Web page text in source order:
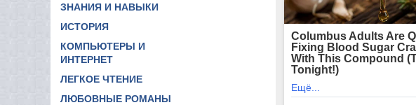
ЗНАНИЯ И НАВЫКИ
ИСТОРИЯ
КОМПЬЮТЕРЫ И
ИНТЕРНЕТ
ЛЕГКОЕ ЧТЕНИЕ
ЛЮБОВНЫЕ РОМАНЫ